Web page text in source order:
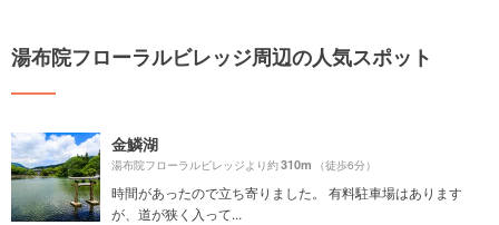
湯布院フローラルビレッジ周辺の人気スポット
金鱗湖
湯布院フローラルビレッジより約310m （徒歩6分）
時間があったので立ち寄りました。 有料駐車場はあります
が、道が狭く入って...